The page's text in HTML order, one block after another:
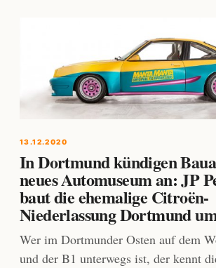
13.12.2020
In Dortmund kündigen
neues Automuseum an: JP
baut die ehemalige Citroën-
Niederlassung Dortmund
Wer im Dortmunder Osten auf dem
und der B1 unterwegs ist, der kennt